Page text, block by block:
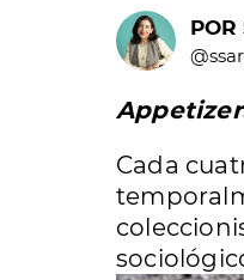
POR
Appetizer
Cada